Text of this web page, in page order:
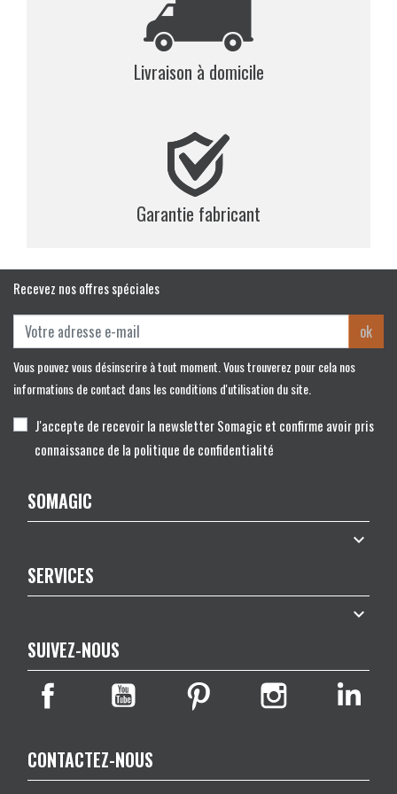
Livraison à domicile
Garantie fabricant
Recevez nos offres spéciales
ok
Vous pouvez vous désinscrire à tout moment. Vous trouverez pour cela nos
informations de contact dans les conditions d'utilisation du site.
J'accepte de recevoir la newsletter Somagic et confirme avoir pris
connaissance de la politique de confidentialité
SOMAGIC

SERVICES

SUIVEZ-NOUS
CONTACTEZ-NOUS